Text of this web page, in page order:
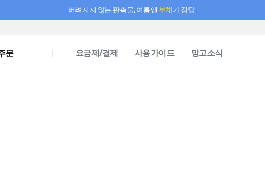
버려지지 않는 판촉물, 여름엔 부채가 정답
문 요금제/결제 사용가이드 망고소식